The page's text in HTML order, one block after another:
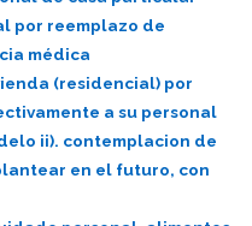
por reemplazo de
médica
(residencial) por
a su personal
ii). contemplacion de
en el futuro, con